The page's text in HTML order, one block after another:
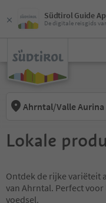
Südtirol Guide
De digitale reisgids
Ahrntal/Valle Aurina
Lokale
Ontdek de rijke variëteit
van Ahrntal. Perfect
voedsel.